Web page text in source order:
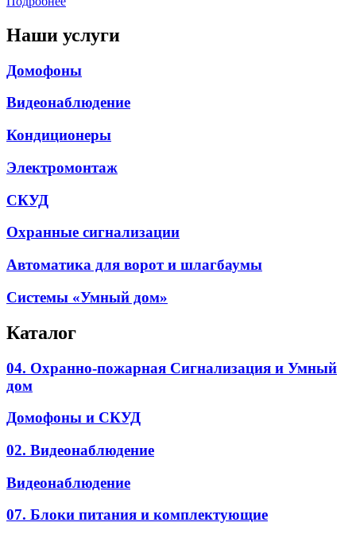
Наши услуги
Домофоны
Видеонаблюдение
Кондиционеры
Электромонтаж
СКУД
Охранные сигнализации
Автоматика для ворот и шлагбаумы
Системы «Умный дом»
Каталог
04. Охранно-пожарная Сигнализация и Умный
дом
Домофоны и СКУД
02. Видеонаблюдение
Видеонаблюдение
07. Блоки питания и комплектующие